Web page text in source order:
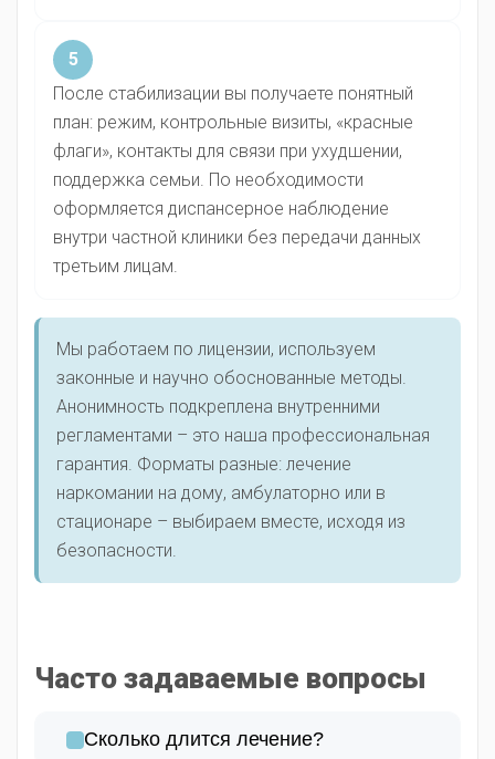
5
После стабилизации вы получаете понятный
план: режим, контрольные визиты, «красные
флаги», контакты для связи при ухудшении,
поддержка семьи. По необходимости
оформляется диспансерное наблюдение
внутри частной клиники без передачи данных
третьим лицам.
Мы работаем по лицензии, используем
законные и научно обоснованные методы.
Анонимность подкреплена внутренними
регламентами – это наша профессиональная
гарантия. Форматы разные: лечение
наркомании на дому, амбулаторно или в
стационаре – выбираем вместе, исходя из
безопасности.
Часто задаваемые вопросы
Сколько длится лечение?